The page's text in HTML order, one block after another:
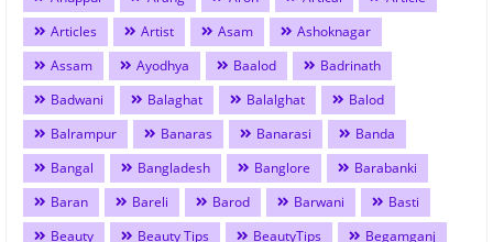
Articles
Artist Asam
Ashoknagar
Assam
Ayodhya Baalod
Badrinath
Badwani
Balaghat Balalghat
Balod
Balrampur
Banaras Banarasi
Banda
Bangal
Bangladesh Banglore
Barabanki
Baran
Bareli Barod Barwani
Basti
Beauty
Beauty Tips BeautyTips
Begamganj